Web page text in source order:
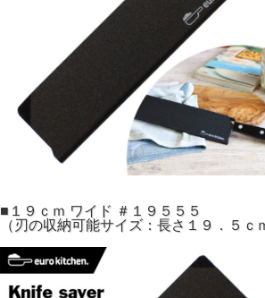
■１９ｃｍ ワイド ＃１９５５５
（刃の収納可能サイズ：長さ１９．５ｃ